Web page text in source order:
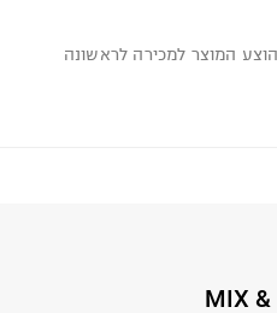
המוצר למכירה לראשונה
MIX &